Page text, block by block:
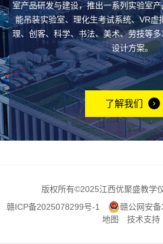
室产品研发与建设，推出一系列实验室
能吊装实验室、理化生考试系统、VR虚
理、创客、科学、书法、美术、劳技等
设计方案。
了解我们
版权所有©2025江西优聚盛教学
赣ICP备2025078299号-1
赣公网安
地图
技术支持